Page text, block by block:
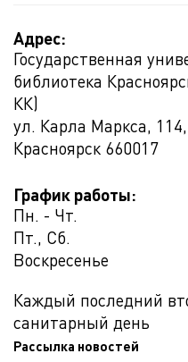
Адрес:
Государственная
библиотека
КК)
ул. Карла Маркса, 114,
Красноярск 660017
График работы:
Пн. - Чт.
Пт., Сб.
Воскресенье
Каждый последний
санитарный день
Рассылка новостей